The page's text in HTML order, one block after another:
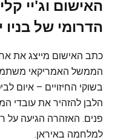
האישום וג'יי
הדרומי של בניו
כתב האישום מייצג את
הממשל האמריקאי
בשוקי החיזויים – איום
הלבן להזהיר את עובדי
פנים. האזהרה הגיעה על
למלחמה באיראן.